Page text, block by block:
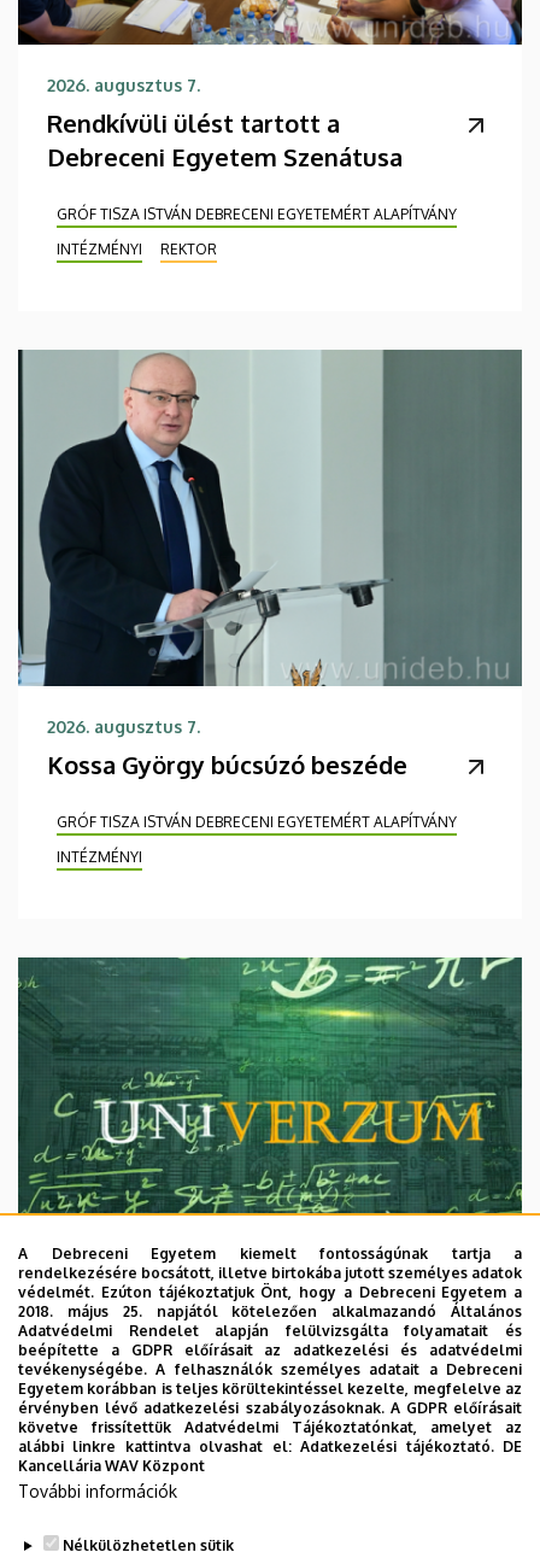
2026. augusztus 7.
Rendkívüli ülést tartott a
Debreceni Egyetem Szenátusa
GRÓF TISZA ISTVÁN DEBRECENI EGYETEMÉRT ALAPÍTVÁNY
INTÉZMÉNYI
REKTOR
2026. augusztus 7.
Kossa György búcsúzó beszéde
GRÓF TISZA ISTVÁN DEBRECENI EGYETEMÉRT ALAPÍTVÁNY
INTÉZMÉNYI
2026. augusztus 7.
Univerzum: A Debreceni Egyetem
titkos receptjei
KUTATÁS TUDOMÁNY
A Debreceni Egyetem kiemelt fontosságúnak tartja a
rendelkezésére bocsátott, illetve birtokába jutott személyes adatok
védelmét. Ezúton tájékoztatjuk Önt, hogy a Debreceni Egyetem a
2018. május 25. napjától kötelezően alkalmazandó Általános
Adatvédelmi Rendelet alapján felülvizsgálta folyamatait és
beépítette a GDPR előírásait az adatkezelési és adatvédelmi
tevékenységébe. A felhasználók személyes adatait a Debreceni
Egyetem korábban is teljes körültekintéssel kezelte, megfelelve az
érvényben lévő adatkezelési szabályozásoknak. A GDPR előírásait
követve frissítettük Adatvédelmi Tájékoztatónkat, amelyet az
alábbi linkre kattintva olvashat el:Adatkezelési tájékoztató. DE
Kancellária WAV Központ
További információk
Nélkülözhetetlen sütik